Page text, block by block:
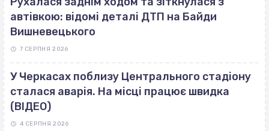
автівкою: відомі деталі ДТП на Байди
Вишневецького
7 СЕРПНЯ 2026
У Черкасах поблизу Центрального стадіону
сталася аварія. На місці працює швидка
(ВІДЕО)
4 СЕРПНЯ 2026